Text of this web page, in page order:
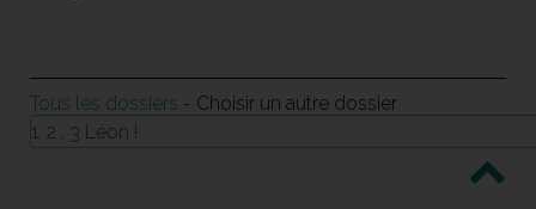
Tous les dossiers - Choisir un autre dossier
1, 2 , 3 Léon !